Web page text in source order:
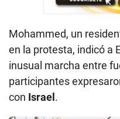
Mohammed, un
en la protesta, indicó a
inusual marcha entre
participantes
con Israel.